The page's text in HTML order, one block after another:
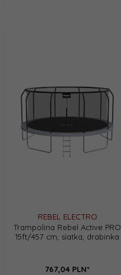
REBEL ELECTRO
Trampolina Rebel Active PRO
15ft/457 cm, siatka, drabinka
767,04 PLN*